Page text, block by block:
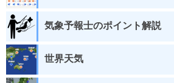
気象予報士のポイント解説
世界天気